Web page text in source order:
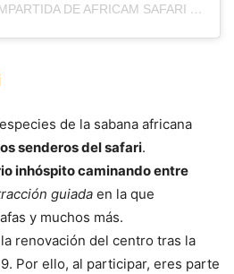
UNA PUBLICACIÓN COMPARTIDA DE AFRICAM SAFARI (@AFRICAMSAFARIPUEBLA)
de la sabana africana
senderos del safari.
inhóspito caminando entre
guiada en la que
y muchos más.
renovación del centro tras la
Por ello, al participar, eres parte